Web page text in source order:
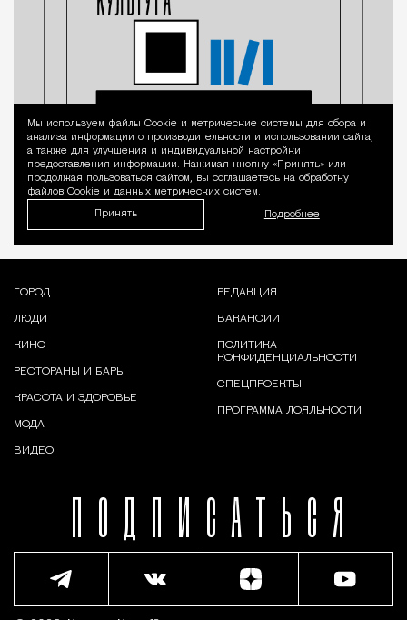
Уведомление
Мы используем файлы Сookie и метрические системы для сбора и
анализа информации о производительности и использовании сайта,
а также для улучшения и индивидуальной настройки
предоставления информации. Нажимая кнопку «Принять» или
продолжая пользоваться сайтом, вы соглашаетесь на обработку
файлов Cookie и данных метрических систем.
Принять Подробнее
ПОДПИСАТЬСЯ
ГОРОД
ЛЮДИ
КИНО
РЕСТОРАНЫ И БАРЫ
КРАСОТА И ЗДОРОВЬЕ
МОДА
ВИДЕО
РЕДАКЦИЯ
ВАКАНСИИ
ПОЛИТИКА
КОНФИДЕНЦИАЛЬНОСТИ
СПЕЦПРОЕКТЫ
ПРОГРАММА ЛОЯЛЬНОСТИ